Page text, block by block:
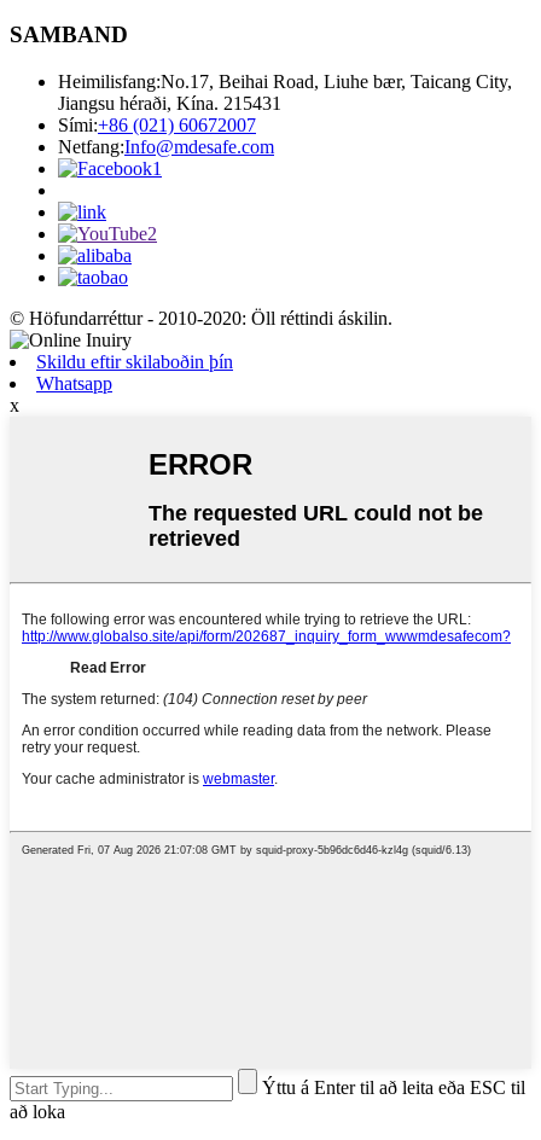
SAMBAND
Heimilisfang:No.17, Beihai Road, Liuhe bær, Taicang City,
Jiangsu héraði, Kína. 215431
Sími:+86 (021) 60672007
Netfang:Info@mdesafe.com
© Höfundarréttur - 2010-2020: Öll réttindi áskilin.
Skildu eftir skilaboðin þín
Whatsapp
x
Ýttu á Enter til að leita eða ESC til
að loka